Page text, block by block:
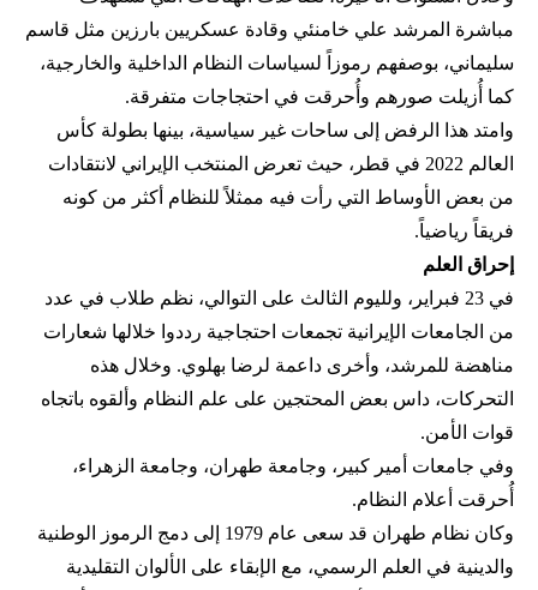
مباشرة المرشد علي خامنئي وقادة عسكريين بارزين مثل قاسم
سليماني، بوصفهم رموزاً لسياسات النظام الداخلية والخارجية،
كما أُزيلت صورهم وأُحرقت في احتجاجات متفرقة.
وامتد هذا الرفض إلى ساحات غير سياسية، بينها بطولة كأس
العالم 2022 في قطر، حيث تعرض المنتخب الإيراني لانتقادات
من بعض الأوساط التي رأت فيه ممثلاً للنظام أكثر من كونه
فريقاً رياضياً.
إحراق العلم
في 23 فبراير، ولليوم الثالث على التوالي، نظم طلاب في عدد
من الجامعات الإيرانية تجمعات احتجاجية رددوا خلالها شعارات
مناهضة للمرشد، وأخرى داعمة لرضا بهلوي. وخلال هذه
التحركات، داس بعض المحتجين على علم النظام وألقوه باتجاه
قوات الأمن.
وفي جامعات أمير كبير، وجامعة طهران، وجامعة الزهراء،
أُحرقت أعلام النظام.
وكان نظام طهران قد سعى عام 1979 إلى دمج الرموز الوطنية
والدينية في العلم الرسمي، مع الإبقاء على الألوان التقليدية